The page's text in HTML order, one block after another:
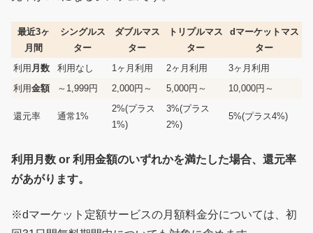
最近3ヶ
月間
シングルス
ター
ダブルマス
ター
トリプルマス
ター
dマーケットマス
ター
利用 月数 利用なし 1ヶ月利用 2ヶ月利用
3ヶ月利用
利用金額 ～1,999円 2,000円～ 5,000円～ 10,000円～
還元率 通常1%
2%(プラス
1%)
3%(プラス
2%)
5%(プラス4%)
利用月数 or 利用金額のいずれかを満たした場合、還元率
があがります。
※dマーケット定額サービスの月額料金分については、初